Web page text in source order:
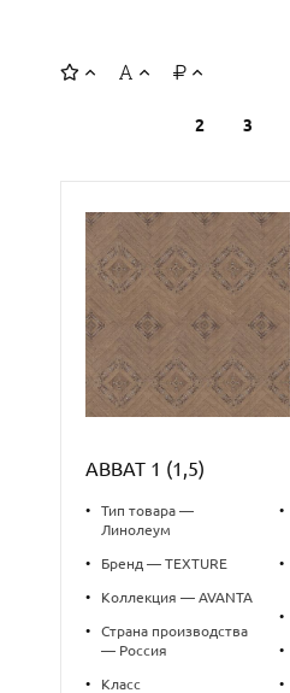
2 3
ABBAT 1 (1,5)
•
Тип товара —
Линолеум
• Бренд — TEXTURE
• Коллекция — AVANTA
•
Страна производства
— Россия
•
Класс
•
•
•
•
•